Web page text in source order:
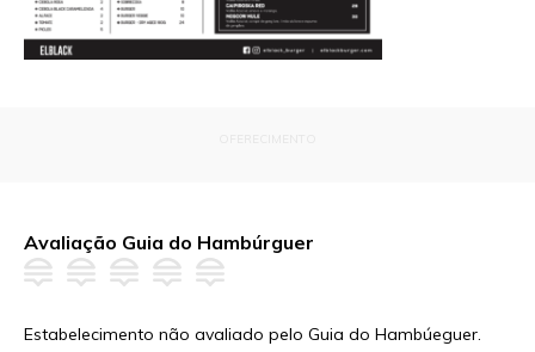
Avaliação Guia do Hambúrguer
Estabelecimento não avaliado pelo Guia do Hambúeguer.